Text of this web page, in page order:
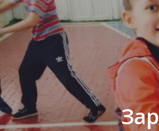
Нажмите Enter для поиска или ESC чтобы закрыть